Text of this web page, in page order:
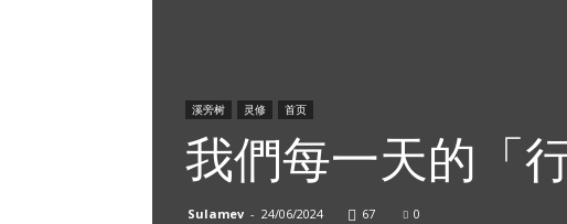
溪旁树 灵修 首页
我們每一天的「
Sulamev - 24/06/2024 67 0